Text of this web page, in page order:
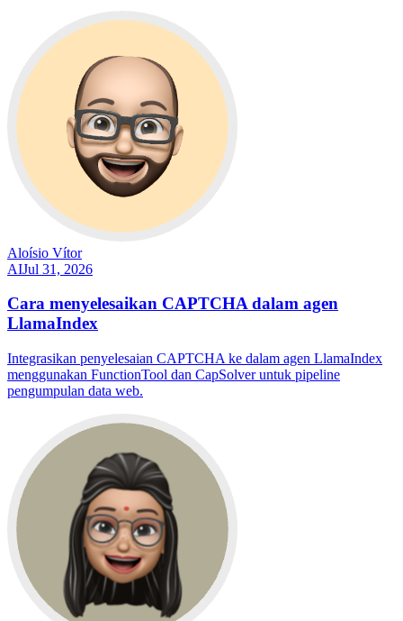
Aloísio Vítor
AIJul 31, 2026
Cara menyelesaikan CAPTCHA dalam agen
LlamaIndex
Integrasikan penyelesaian CAPTCHA ke dalam agen LlamaIndex
menggunakan FunctionTool dan CapSolver untuk pipeline
pengumpulan data web.